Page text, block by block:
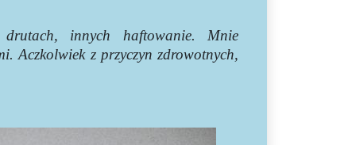
innych haftowanie. Mnie
Aczkolwiek z przyczyn zdrowotnych,